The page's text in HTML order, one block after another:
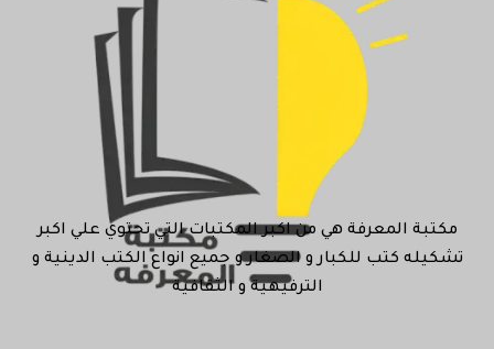
مكتبة المعرفة هي من اكبر المكتبات التي تحتوي علي اكبر
تشكيله كتب للكبار و الصغار و جميع انواع الكتب الدينية و
الترفيهية و الثقافية